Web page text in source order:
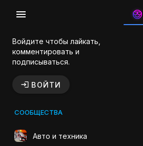
Войдите чтобы лайкать,
комментировать и
подписываться.
ВОЙТИ
СООБЩЕСТВА
Авто и техника